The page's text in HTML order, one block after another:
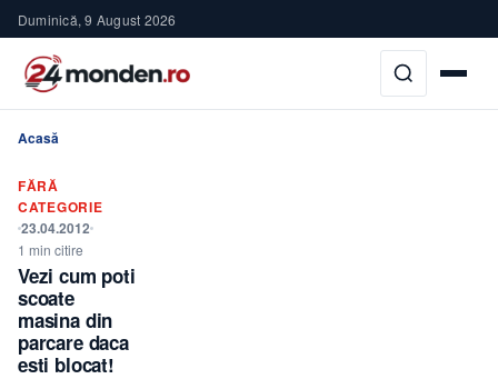
Duminică, 9 August 2026
Acasă
FĂRĂ
CATEGORIE
23.04.2012
1 min citire
Vezi cum poti
scoate
masina din
parcare daca
esti blocat!